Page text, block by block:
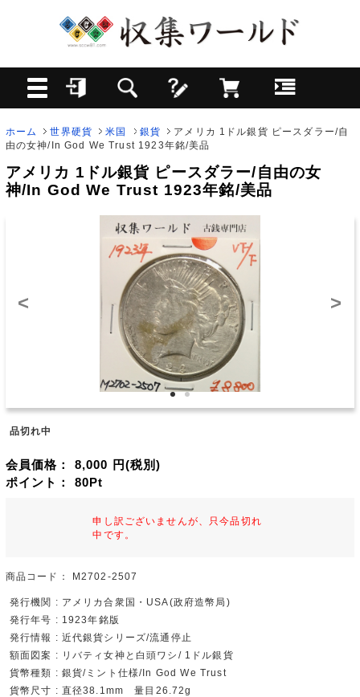
ホーム 世界硬貨 米国 銀貨
アメリカ 1ドル銀貨 ピースダラー/自
由の女神/In God We Trust 1923年銘/美品
アメリカ 1ドル銀貨 ピースダラー/自由の女
神/In God We Trust 1923年銘/美品
< >
品切れ中
会員価格： 8,000 円(税別)
ポイント： 80Pt
申し訳ございませんが、只今品切れ
中です。
商品コード： M2702-2507
発行機関 : アメリカ合衆国・USA(政府造幣局)
発行年号 : 1923年銘版
発行情報 : 近代銀貨シリーズ/流通停止
額面図案 : リバティ女神と白頭ワシ/ 1ドル銀貨
貨幣種類 : 銀貨/ミント仕様/In God We Trust
貨幣尺寸 : 直径38.1mm 量目26.72g